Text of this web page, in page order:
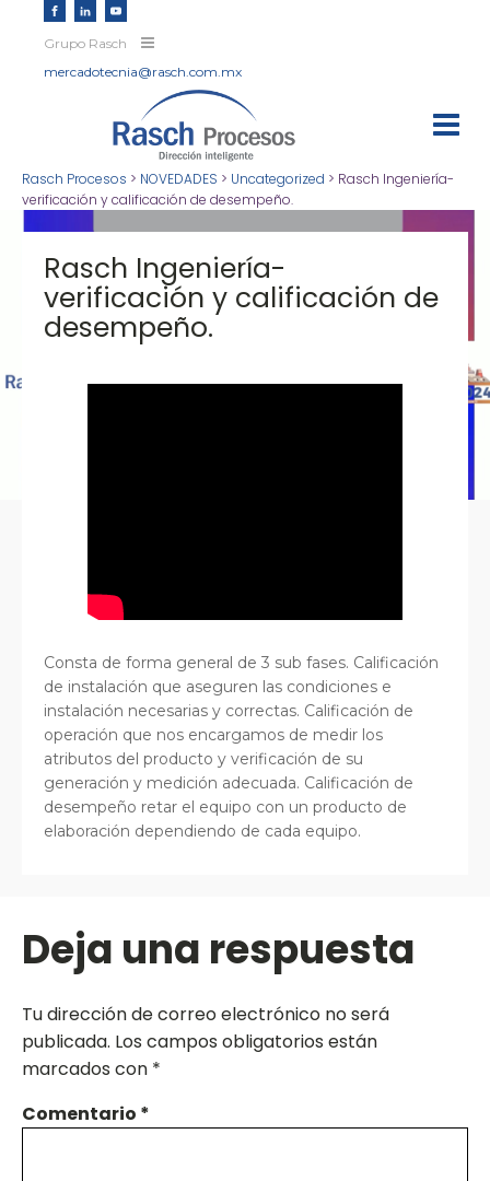
Grupo Rasch
mercadotecnia@rasch.com.mx
Rasch Procesos > NOVEDADES > Uncategorized > Rasch Ingeniería-
verificación y calificación de desempeño.
Rasch Ingeniería-
verificación y calificación de
desempeño.
Consta de forma general de 3 sub fases. Calificación
de instalación que aseguren las condiciones e
instalación necesarias y correctas. Calificación de
operación que nos encargamos de medir los
atributos del producto y verificación de su
generación y medición adecuada. Calificación de
desempeño retar el equipo con un producto de
elaboración dependiendo de cada equipo.
Deja una respuesta
Tu dirección de correo electrónico no será
publicada. Los campos obligatorios están
marcados con *
Comentario *